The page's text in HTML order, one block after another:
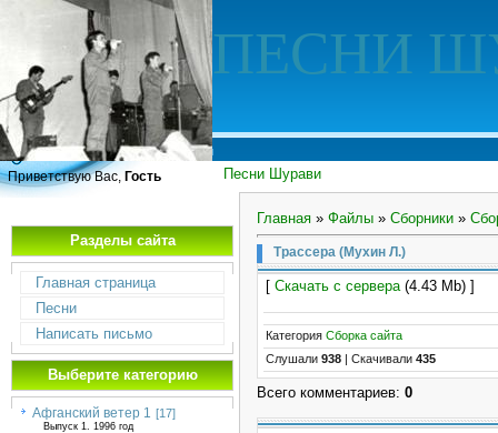
ПЕСНИ
Песни Шурави
Приветствую Вас, Гость
Разделы сайта
Главная страница
Песни
Написать письмо
Выберите категорию
Афганский ветер 1 [17]
Выпуск 1. 1996 год
Главная » Файлы » Сборники »
Трассера (Мухин Л.)
[ Скачать с сервера(4.43 Mb) ]
Категория Сборка сайта
Слушали 938 Скачивали 435
Всего комментариев: 0